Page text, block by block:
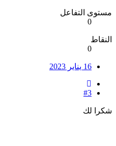
مستوى التفاعل
0
النقاط
0
16 يناير 2023
#3
شكرا لك